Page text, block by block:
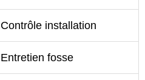
Contrôle installation
Entretien fosse